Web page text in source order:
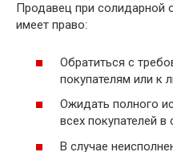
Продавец при солидарной
имеет право:
Обратиться с
покупателям или к
Ожидать полного
всех покупателей в
В случае